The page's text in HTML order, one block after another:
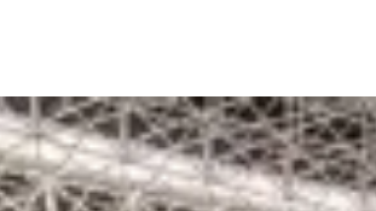
por la ciudad